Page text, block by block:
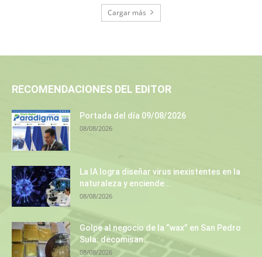
Cargar más
RECOMENDACIONES DEL EDITOR
Portada del día 09/08/2026
08/08/2026
La IA logra diseñar virus inexistentes en la
naturaleza y enciende...
08/08/2026
Golpe al negocio de la “wax” en San Pedro
Sula: decomisan...
08/08/2026